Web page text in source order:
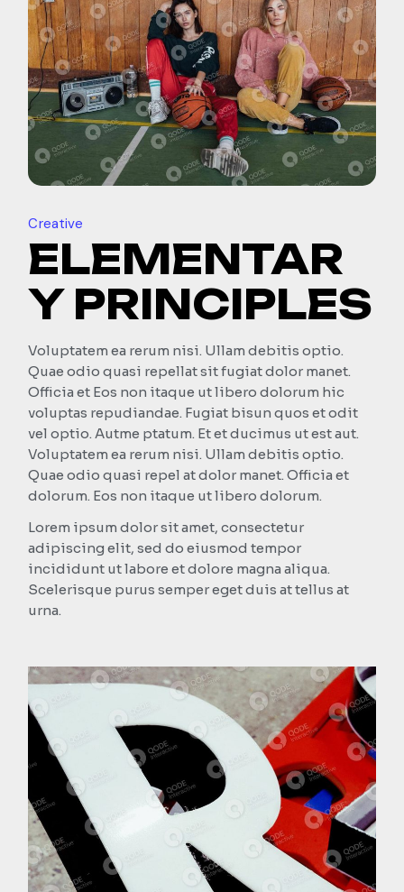
Creative
ELEMENTAR
Y PRINCIPLES
Voluptatem ea rerum nisi. Ullam debitis optio.
Quae odio quasi repellat sit fugiat dolor manet.
Officia et Eos non itaque ut libero dolorum hic
voluptas repudiandae. Fugiat bisun quos et odit
vel optio. Autme ptatum. Et et ducimus ut est aut.
Voluptatem ea rerum nisi. Ullam debitis optio.
Quae odio quasi repel at dolor manet. Officia et
dolorum. Eos non itaque ut libero dolorum.
Lorem ipsum dolor sit amet, consectetur
adipiscing elit, sed do eiusmod tempor
incididunt ut labore et dolore magna aliqua.
Scelerisque purus semper eget duis at tellus at
urna.